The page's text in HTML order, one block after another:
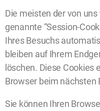
Die meisten der von
genannte “Session-
Ihres Besuchs
bleiben auf Ihrem
löschen. Diese Cookies
Browser beim nächsten
Sie können Ihren